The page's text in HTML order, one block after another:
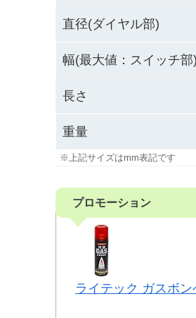
直径(ダイヤル部)
幅(最大値：スイッチ部)
長さ
重量
※上記サイズはmm表記です
プロモーション
ライテック ガスボ